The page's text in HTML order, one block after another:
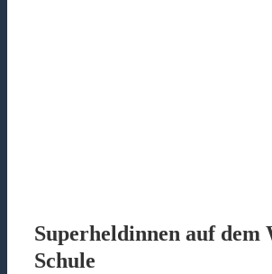
Superheldinnen auf dem
Schule